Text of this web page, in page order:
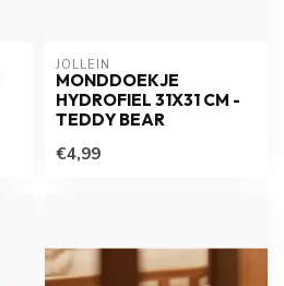
JOLLEIN
MONDDOEKJE
HYDROFIEL 31X31 CM -
TEDDY BEAR
€4,99